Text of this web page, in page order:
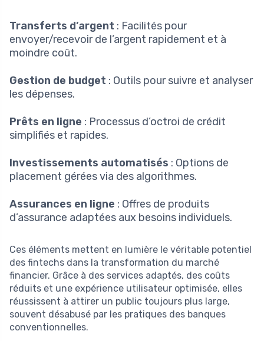
Transferts d’argent : Facilités pour
envoyer/recevoir de l’argent rapidement et à
moindre coût.
Gestion de budget : Outils pour suivre et analyser
les dépenses.
Prêts en ligne : Processus d’octroi de crédit
simplifiés et rapides.
Investissements automatisés : Options de
placement gérées via des algorithmes.
Assurances en ligne : Offres de produits
d’assurance adaptées aux besoins individuels.
Ces éléments mettent en lumière le véritable potentiel
des fintechs dans la transformation du marché
financier. Grâce à des services adaptés, des coûts
réduits et une expérience utilisateur optimisée, elles
réussissent à attirer un public toujours plus large,
souvent désabusé par les pratiques des banques
conventionnelles.